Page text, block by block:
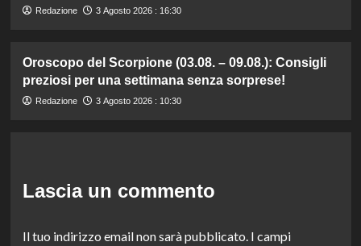
Redazione 3 Agosto 2026 : 16:30
Oroscopo del Scorpione (03.08. – 09.08.): Consigli
preziosi per una settimana senza sorprese!
Redazione 3 Agosto 2026 : 10:30
Lascia un commento
Il tuo indirizzo email non sarà pubblicato. I campi